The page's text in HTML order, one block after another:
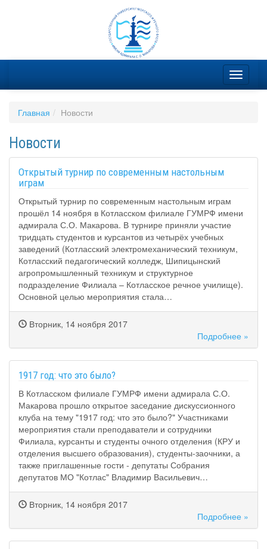
Главная Новости
Новости
Открытый турнир по современным настольным
играм
Открытый турнир по современным настольным играм
прошёл 14 ноября в Котласском филиале ГУМРФ имени
адмирала С.О. Макарова. В турнире приняли участие
тридцать студентов и курсантов из четырёх учебных
заведений (Котласский электромеханический техникум,
Котласский педагогический колледж, Шипицынский
агропромышленный техникум и структурное
подразделение Филиала – Котласское речное училище).
Основной целью мероприятия стала…
Вторник, 14 ноября 2017
Подробнее »
1917 год: что это было?
В Котласском филиале ГУМРФ имени адмирала С.О.
Макарова прошло открытое заседание дискуссионного
клуба на тему "1917 год: что это было?" Участниками
мероприятия стали преподаватели и сотрудники
Филиала, курсанты и студенты очного отделения (КРУ и
отделения высшего образования), студенты-заочники, а
также приглашенные гости - депутаты Собрания
депутатов МО "Котлас" Владимир Васильевич…
Вторник, 14 ноября 2017
Подробнее »